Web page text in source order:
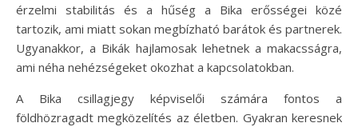
érzelmi stabilitás és a hűség a Bika erősségei közé
tartozik, ami miatt sokan megbízható barátok és partnerek.
Ugyanakkor, a Bikák hajlamosak lehetnek a makacsságra,
ami néha nehézségeket okozhat a kapcsolatokban.
A Bika csillagjegy képviselői számára fontos a
földhözragadt megközelítés az életben. Gyakran keresnek